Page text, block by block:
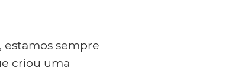
sempre
criou uma